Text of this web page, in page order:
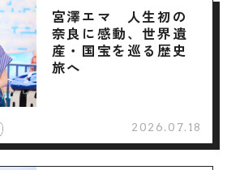
宮澤エマ 人生初の
奈良に感動、世界遺
産・国宝を巡る歴史
旅へ
2026.07.18